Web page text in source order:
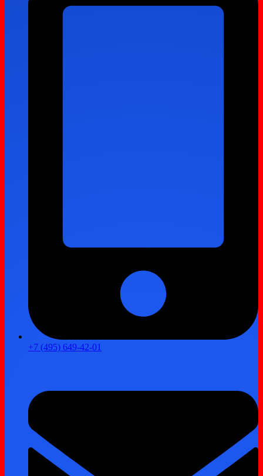
+7 (495) 649-42-01